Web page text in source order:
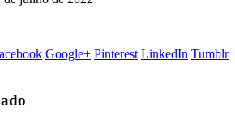
Google+ Pinterest LinkedIn Tumblr